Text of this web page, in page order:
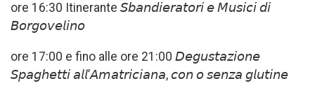
ore 16:30 Itinerante 𝘚𝘣𝘢𝘯𝘥𝘪𝘦𝘳𝘢𝘵𝘰𝘳𝘪 𝘦 𝘔𝘶𝘴𝘪𝘤𝘪 𝘥𝘪
𝘉𝘰𝘳𝘨𝘰𝘷𝘦𝘭𝘪𝘯𝘰
ore 17:00 e fino alle ore 21:00 𝘋𝘦𝘨𝘶𝘴𝘵𝘢𝘻𝘪𝘰𝘯𝘦
𝘚𝘱𝘢𝘨𝘩𝘦𝘵𝘵𝘪 𝘢𝘭𝘭’𝘈𝘮𝘢𝘵𝘳𝘪𝘤𝘪𝘢𝘯𝘢, 𝘤𝘰𝘯 𝘰 𝘴𝘦𝘯𝘻𝘢 𝘨𝘭𝘶𝘵𝘪𝘯𝘦